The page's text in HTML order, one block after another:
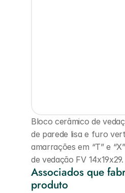
Bloco cerâmico de
de parede lisa e furo
amarrações em “T” e
de vedação FV 14x19x29.
Associados que
produto